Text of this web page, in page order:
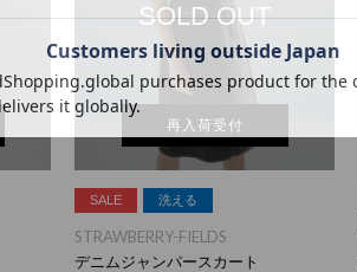
SOLD OUT
再入荷受付
SALE 洗える
STRAWBERRY-FIELDS
デニムジャンパースカート